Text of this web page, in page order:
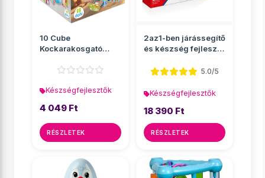
10 Cube
Kockarakosgató
Készségfejlesztők
4 049 Ft
RÉSZLETEK
2az1-ben járássegítő
és készség fejlesztő
5.0/5
Készségfejlesztők
18 390 Ft
RÉSZLETEK